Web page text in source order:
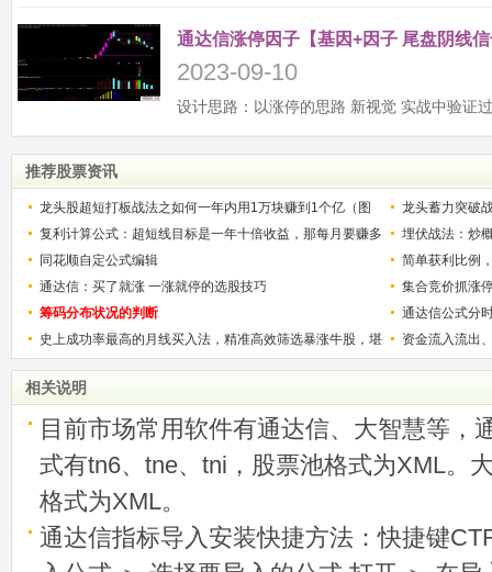
通达信涨停因子【基因+因子 尾盘阴线
2023-09-10
推荐股票资讯
龙头股超短打板战法之如何一年内用1万块赚到1个亿（图
解）
龙头蓄力突破
的技巧（图解
复利计算公式：超短线目标是一年十倍收益，那每月要赚多
少？
埋伏战法：炒
同花顺自定公式编辑
简单获利比例
用
通达信：买了就涨 一涨就停的选股技巧
集合竞价抓涨
筹码分布状况的判断
通达信公式分
史上成功率最高的月线买入法，精准高效筛选暴涨牛股，堪
资金流入流出
相关说明
目前市场常用软件有通达信、大智慧等，
式有tn6、tne、tni，股票池格式为XML。
格式为XML。
通达信指标导入安装快捷方法：快捷键